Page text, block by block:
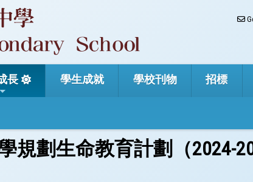
長 學生成就 學校刊物 招標
規劃生命教育計劃（2024-